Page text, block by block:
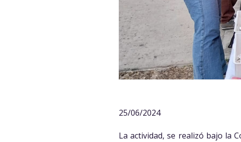
25/06/2024
La actividad, se realizó bajo la